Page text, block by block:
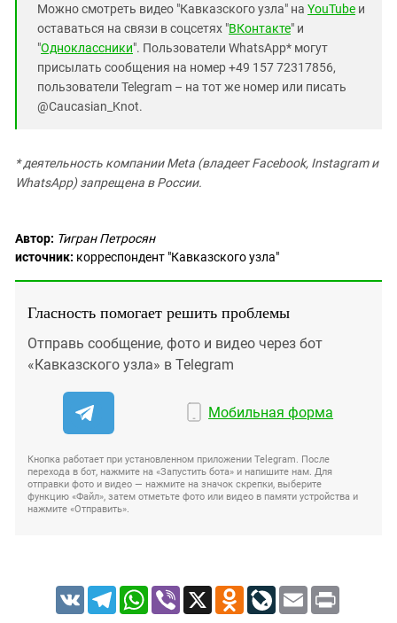
Можно смотреть видео "Кавказского узла" на YouTube и
оставаться на связи в соцсетях "ВКонтакте" и
"Одноклассники". Пользователи WhatsApp* могут
присылать сообщения на номер +49 157 72317856,
пользователи Telegram – на тот же номер или писать
@Caucasian_Knot.
* деятельность компании Meta (владеет Facebook, Instagram и
WhatsApp) запрещена в России.
Автор: Тигран Петросян
источник: корреспондент "Кавказского узла"
Гласность помогает решить проблемы
Отправь сообщение, фото и видео через бот
«Кавказского узла» в Telegram
Мобильная форма
Кнопка работает при установленном приложении Telegram. После
перехода в бот, нажмите на «Запустить бота» и напишите нам. Для
отправки фото и видео — нажмите на значок скрепки, выберите
функцию «Файл», затем отметьте фото или видео в памяти устройства и
нажмите «Отправить».
VK TelegramWhatsApp
Viber X Odnoklassniki
LiveJournal
Email Print